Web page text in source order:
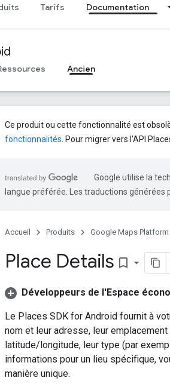
Tarifs Documentation
Ancien
Ce produit ou cette fonctionnalité est
fonctionnalités . Pour migrer vers l'API
Google utilise la
langue préférée. Les traductions générées
Accueil Produits Google Maps Platform
Place Details bookmark_border
Développeurs de l'Espace
Le Places SDK for Android fournit à
nom et leur adresse, leur
latitude/longitude, leur type (par
informations pour un lieu spécifique,
manière unique.